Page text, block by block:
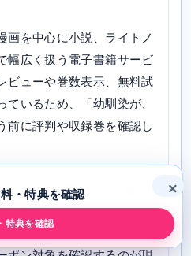
画を中心に小説、ライトノ
幅広く扱う電子書籍サービ
ビューや巻数表示、無料試
ているため、「幼馴染が、
前に評判や収録巻を確認し
ら」については、添付デ
料と決めつけるのではな
で無料試し読みの範囲、配
・特典を確認
特典を確認
×